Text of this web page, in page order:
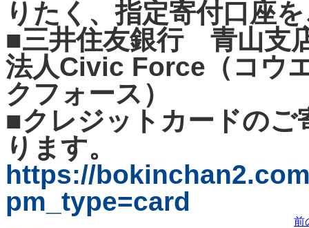
りたく、指定寄付口座
■三井住友銀行 青山
法人Civic Force（コウ
クフォース）
■クレジットカードのご
ります。
https://
pm_type=card
前